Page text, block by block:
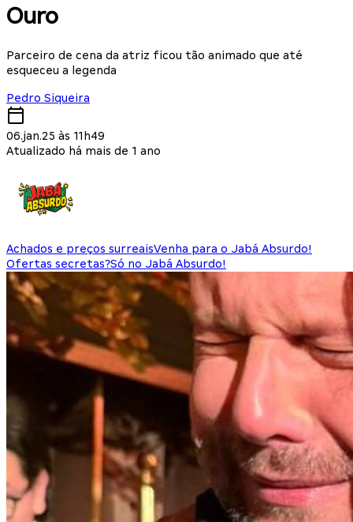
Ouro
Parceiro de cena da atriz ficou tão animado que até
esqueceu a legenda
Pedro Siqueira
06.jan.25 às 11h49
Atualizado há mais de 1 ano
Achados e preços surreaisVenha para o Jabá Absurdo!
Ofertas secretas?Só no Jabá Absurdo!